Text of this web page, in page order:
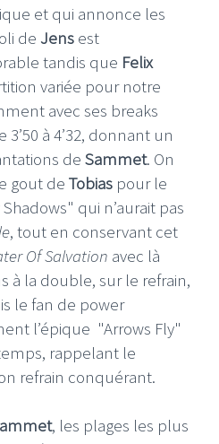
et qui annonce les
de Jens est
tandis que Felix
variée pour notre
avec ses breaks
à 4’32, donnant un
de Sammet. On
gout de Tobias pour le
qui n’aurait pas
, tout en conservant cet
Of Salvation avec là
à la double, sur le refrain,
le fan de power
l’épique "Arrows Fly"
rappelant le
refrain conquérant.
, les plages les plus